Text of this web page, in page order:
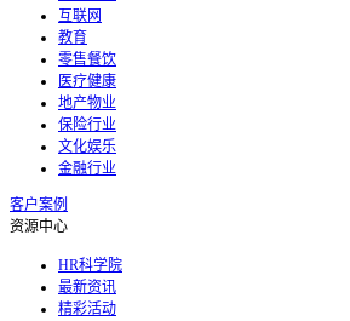
互联网
教育
零售餐饮
医疗健康
地产物业
保险行业
文化娱乐
金融行业
客户案例
资源中心
HR科学院
最新资讯
精彩活动